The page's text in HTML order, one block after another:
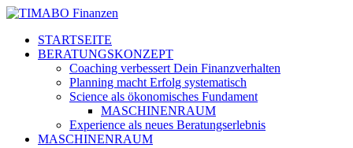
STARTSEITE
BERATUNGSKONZEPT
Coaching verbessert Dein Finanzverhalten
Planning macht Erfolg systematisch
Science als ökonomisches Fundament
MASCHINENRAUM
Experience als neues Beratungserlebnis
MASCHINENRAUM